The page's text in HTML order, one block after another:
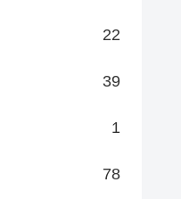
22
39
1
78